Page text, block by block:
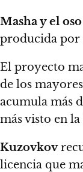
Masha y el oso
producida por
El proyecto
de los
acumula más
más visto en
Kuzovkov
licencia que